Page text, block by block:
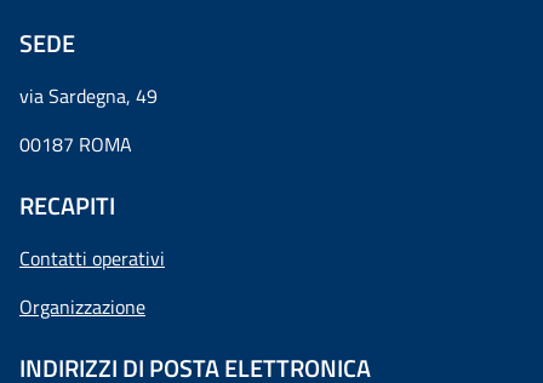
SEDE
via Sardegna, 49
00187 ROMA
RECAPITI
Contatti operativi
Organizzazione
INDIRIZZI DI POSTA ELETTRONICA